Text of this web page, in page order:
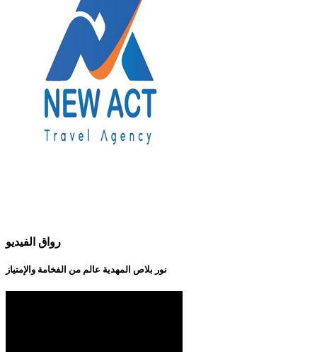
رواق الفيديو
نور بلاص المهدية عالم من الفخامة والإمتياز